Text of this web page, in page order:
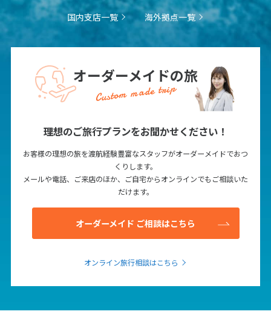
国内支店一覧 海外拠点一覧
オーダーメイドの旅
Custom made trip
理想のご旅行プランをお聞かせください！
お客様の理想の旅を渡航経験豊富なスタッフがオーダーメイドでおつ
くりします。
メールや電話、ご来店のほか、ご自宅からオンラインでもご相談いた
だけます。
オーダーメイド ご相談はこちら
オンライン旅行相談はこちら